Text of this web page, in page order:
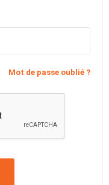
Mot de passe oublié ?